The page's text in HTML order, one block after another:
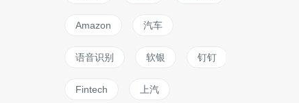
Amazon 汽车
语音识别 软银 钉钉
Fintech 上汽